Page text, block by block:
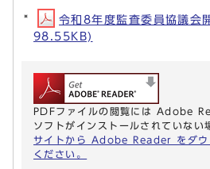
令和8年度監査委員協議会
98.55KB)
PDFファイルの閲覧には Adobe
ソフトがインストールされていない
サイトから Adobe Reader をダウ
ください。